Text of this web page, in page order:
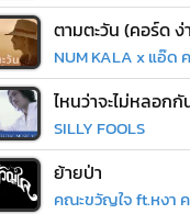
ตามตะวัน (คอร์ด
NUM KALA x แอ๊ด
SILLY FOOLS
ย้ายป่า
คณะขวัญใจ ft.หงา ค